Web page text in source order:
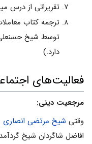
تقریراتی از درس
ترجمه کتاب
توسط شیخ ‌حسنعلی
دارد.)
فعالیت‌های
مرجعیت دینی:
وقتی شیخ مرتضی انصاری
افاضل شاگردان شیخ